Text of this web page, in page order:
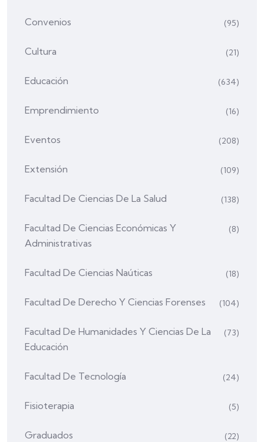
Convenios (95)
Cultura (21)
Educación (634)
Emprendimiento (16)
Eventos (208)
Extensión (109)
Facultad De Ciencias De La Salud (138)
Facultad De Ciencias Económicas Y
Administrativas
(8)
Facultad De Ciencias Naúticas (18)
Facultad De Derecho Y Ciencias Forenses (104)
Facultad De Humanidades Y Ciencias De La
Educación
(73)
Facultad De Tecnología (24)
Fisioterapia (5)
Graduados (22)